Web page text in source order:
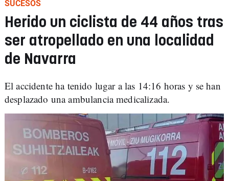
SUCESOS
Herido un ciclista de 44 años tras
ser atropellado en una localidad
de Navarra
El accidente ha tenido lugar a las 14:16 horas y se han
desplazado una ambulancia medicalizada.